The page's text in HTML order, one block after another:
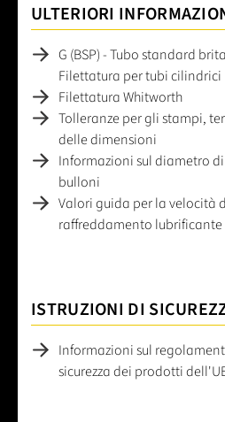
ULTERIORI
G (BSP) - Tubo standard
Filettatura per tubi cilindrici
Filettatura Whitworth
Tolleranze per gli stampi,
delle dimensioni
Informazioni sul diametro
bulloni
Valori guida per la velocità
raffreddamento
ISTRUZIONI DI
Informazioni sul
sicurezza dei prodotti dell'UE